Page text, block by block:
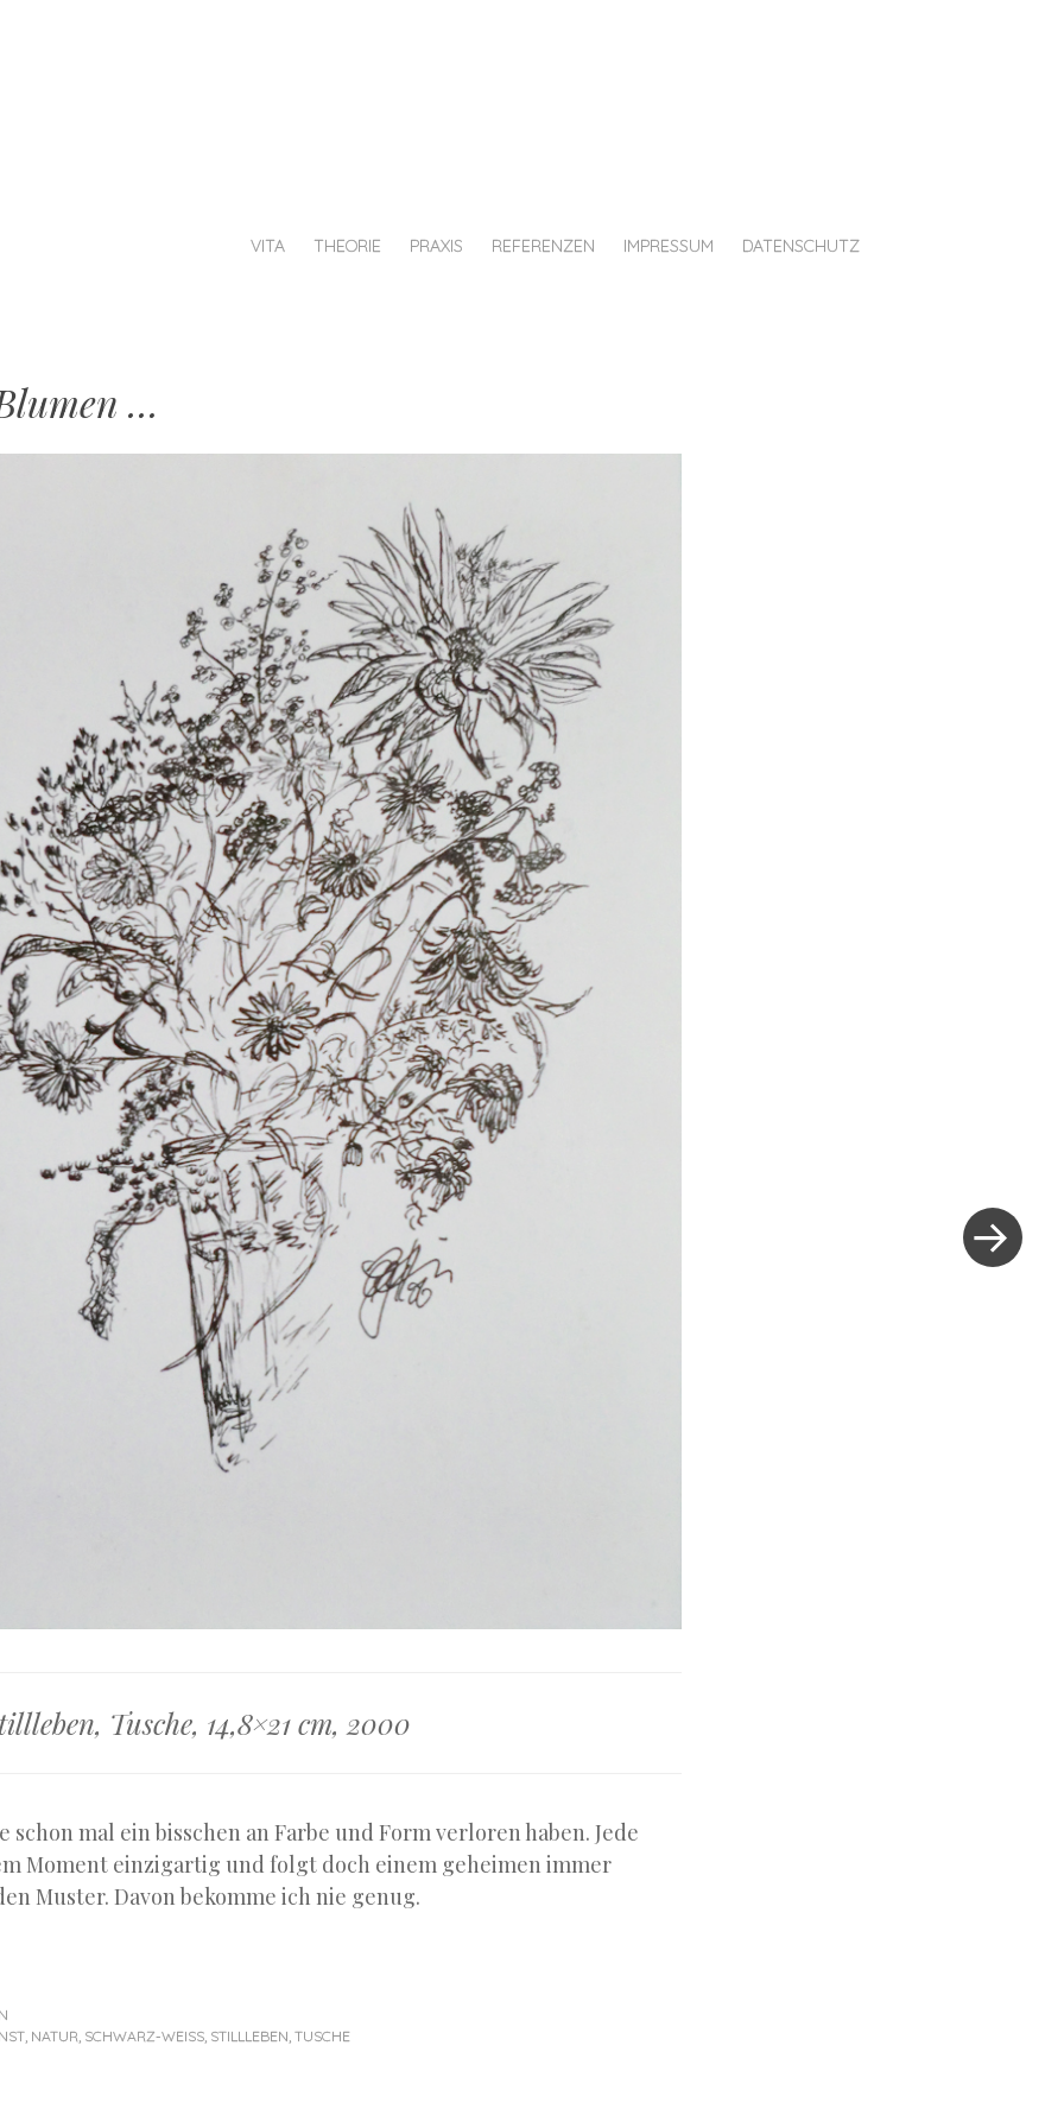
VITA THEORIE PRAXIS REFERENZEN IMPRESSUM DATENSCHUTZ
…
Tusche, 14,8×21 cm, 2000
schon mal ein bisschen an Farbe und Form verloren haben. Jede
Moment einzigartig und folgt doch einem geheimen immer
Muster. Davon bekomme ich nie genug.
, NATUR, SCHWARZ-WEISS, STILLLEBEN, TUSCHE